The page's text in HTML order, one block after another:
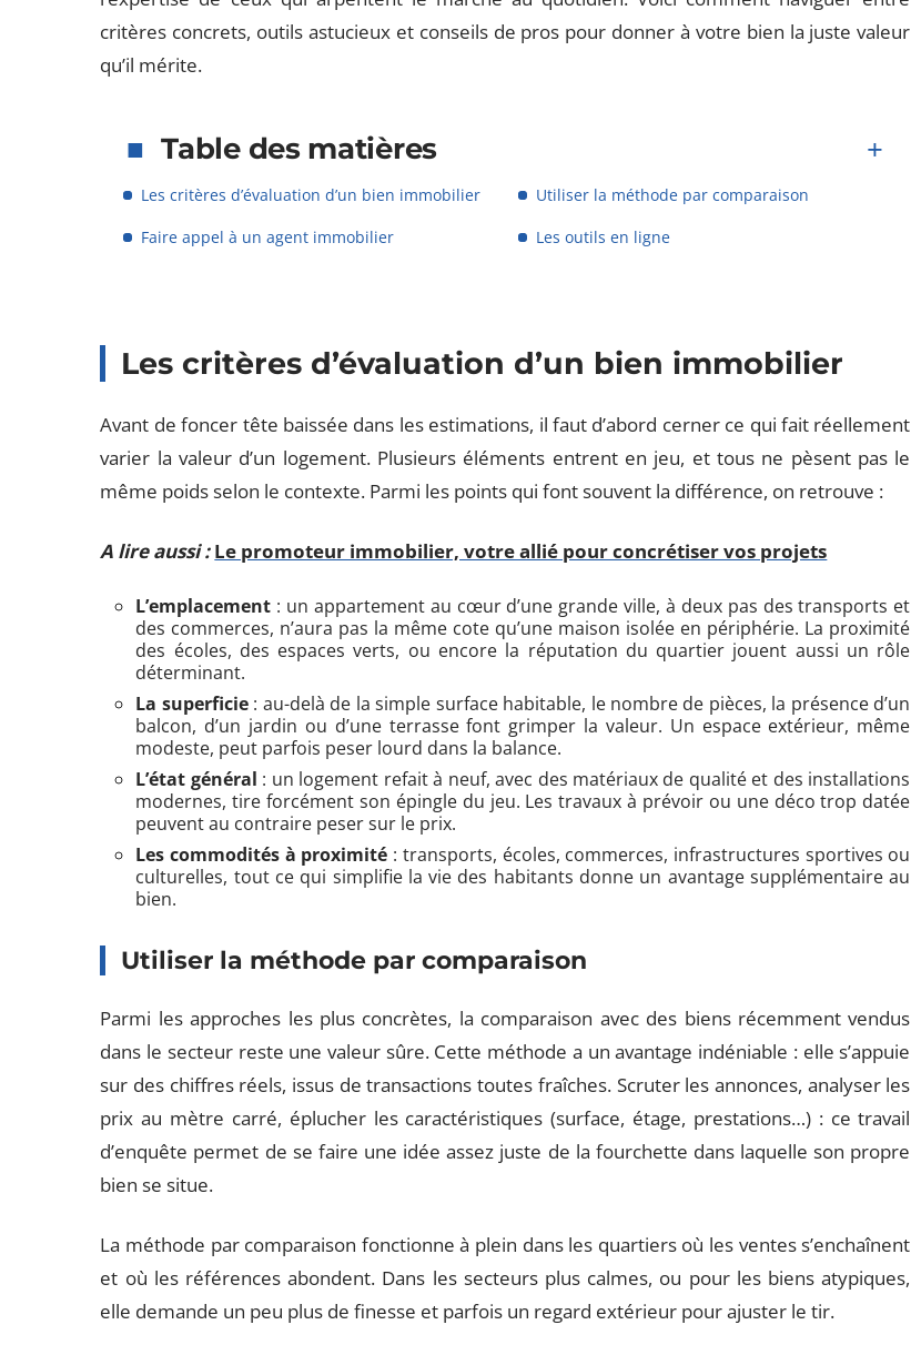
critères concrets, outils astucieux et conseils de pros pour donner à votre bien la juste valeur
qu’il mérite.
Table des matières
Les critères d’évaluation d’un bien immobilier
Utiliser la méthode par comparaison
Faire appel à un agent immobilier
Les outils en ligne
Les critères d’évaluation d’un bien immobilier
Avant de foncer tête baissée dans les estimations, il faut d’abord cerner ce qui fait réellement
varier la valeur d’un logement. Plusieurs éléments entrent en jeu, et tous ne pèsent pas le
même poids selon le contexte. Parmi les points qui font souvent la différence, on retrouve :
A lire aussi : Le promoteur immobilier, votre allié pour concrétiser vos projets
L’emplacement : un appartement au cœur d’une grande ville, à deux pas des transports et
des commerces, n’aura pas la même cote qu’une maison isolée en périphérie. La proximité
des écoles, des espaces verts, ou encore la réputation du quartier jouent aussi un rôle
déterminant.
La superficie: au-delà de la simple surface habitable, le nombre de pièces, la présence d’un
balcon, d’un jardin ou d’une terrasse font grimper la valeur. Un espace extérieur, même
modeste, peut parfois peser lourd dans la balance.
L’état général : un logement refait à neuf, avec des matériaux de qualité et des installations
modernes, tire forcément son épingle du jeu. Les travaux à prévoir ou une déco trop datée
peuvent au contraire peser sur le prix.
Les commodités à proximité : transports, écoles, commerces, infrastructures sportives ou
culturelles, tout ce qui simplifie la vie des habitants donne un avantage supplémentaire au
bien.
Utiliser la méthode par comparaison
Parmi les approches les plus concrètes, la comparaison avec des biens récemment vendus
dans le secteur reste une valeur sûre. Cette méthode a un avantage indéniable : elle s’appuie
sur des chiffres réels, issus de transactions toutes fraîches. Scruter les annonces, analyser les
prix au mètre carré, éplucher les caractéristiques (surface, étage, prestations…) : ce travail
d’enquête permet de se faire une idée assez juste de la fourchette dans laquelle son propre
bien se situe.
La méthode par comparaison fonctionne à plein dans les quartiers où les ventes s’enchaînent
et où les références abondent. Dans les secteurs plus calmes, ou pour les biens atypiques,
elle demande un peu plus de finesse et parfois un regard extérieur pour ajuster le tir.